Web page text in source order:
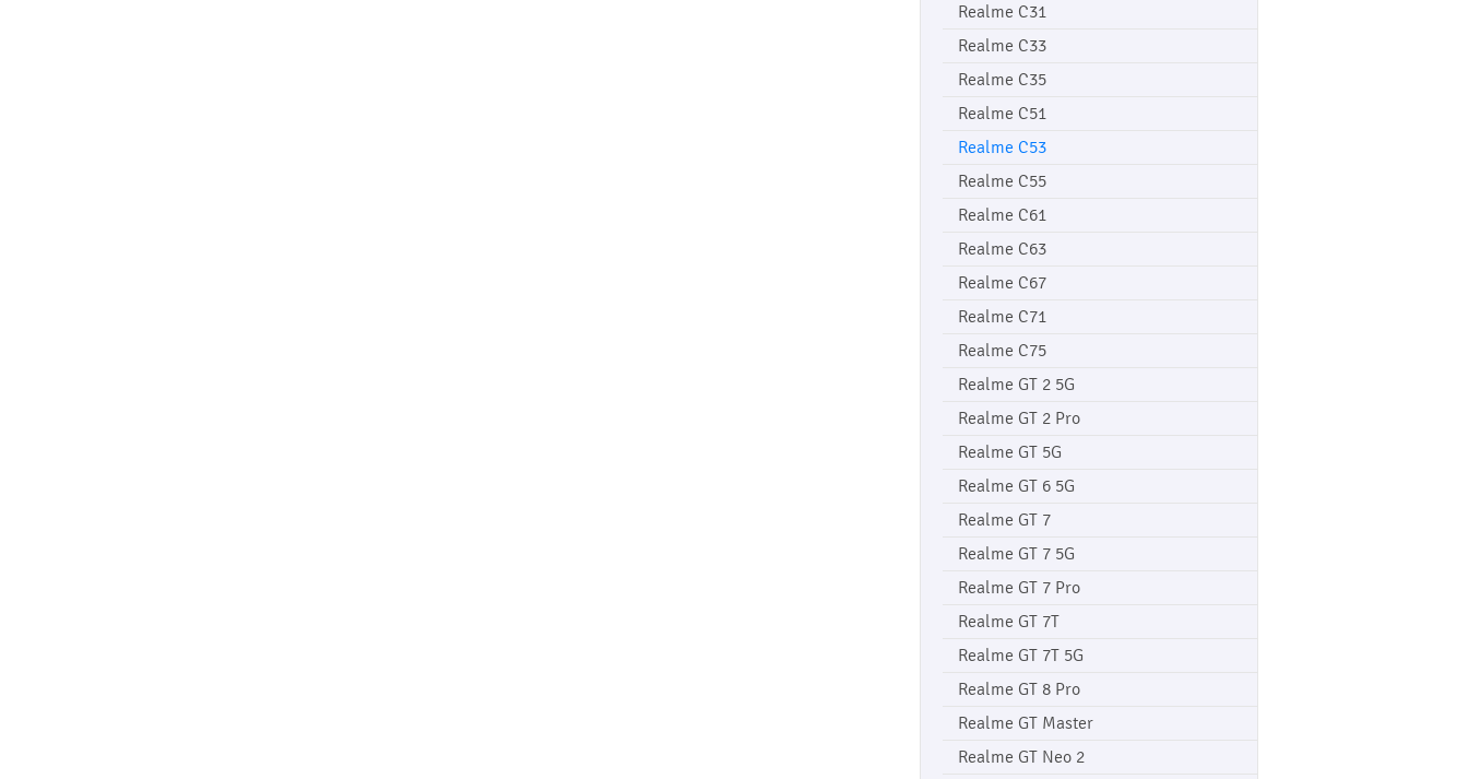
Realme C31
Realme C33
Realme C35
Realme C51
Realme C53
Realme C55
Realme C61
Realme C63
Realme C67
Realme C71
Realme C75
Realme GT 2 5G
Realme GT 2 Pro
Realme GT 5G
Realme GT 6 5G
Realme GT 7
Realme GT 7 5G
Realme GT 7 Pro
Realme GT 7T
Realme GT 7T 5G
Realme GT 8 Pro
Realme GT Master
Realme GT Neo 2